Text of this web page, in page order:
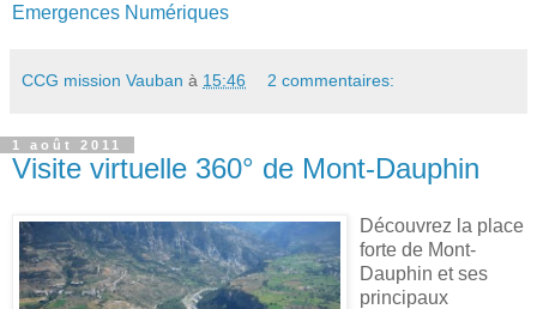
Emergences Numériques
CCG mission Vauban à 15:46 2 commentaires:
1 août 2011
Visite virtuelle 360° de Mont-Dauphin
Découvrez la place
forte de Mont-
Dauphin et ses
principaux